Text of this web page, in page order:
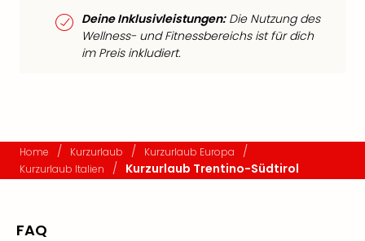
Deine Inklusivleistungen:Die Nutzung des
Wellness- und Fitnessbereichs ist für dich
im Preis inkludiert.
Home / Kurzurlaub / Kurzurlaub Europa /
Kurzurlaub Italien / Kurzurlaub Trentino-Südtirol
FAQ